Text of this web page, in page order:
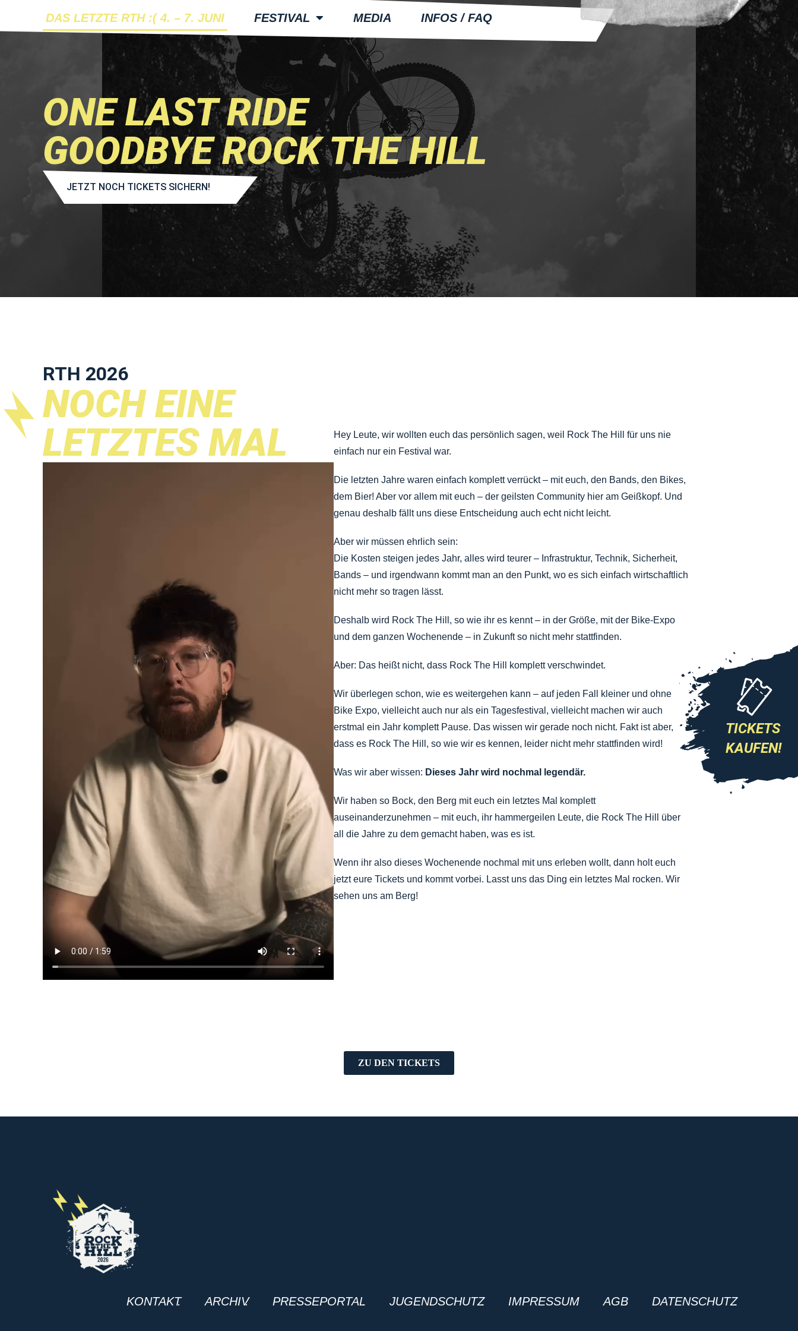
TICKETS
KAUFEN!
DAS LETZTE RTH :( 4. – 7. JUNI FESTIVAL MEDIA INFOS / FAQ
ONE LAST RIDE
GOODBYE ROCK THE HILL
JETZT NOCH TICKETS SICHERN!
RTH 2026
NOCH EINE
LETZTES MAL
Hey Leute, wir wollten euch das persönlich sagen, weil Rock The Hill für uns nie
einfach nur ein Festival war.
Die letzten Jahre waren einfach komplett verrückt – mit euch, den Bands, den Bikes,
dem Bier! Aber vor allem mit euch – der geilsten Community hier am Geißkopf. Und
genau deshalb fällt uns diese Entscheidung auch echt nicht leicht.
Aber wir müssen ehrlich sein:
Die Kosten steigen jedes Jahr, alles wird teurer – Infrastruktur, Technik, Sicherheit,
Bands – und irgendwann kommt man an den Punkt, wo es sich einfach wirtschaftlich
nicht mehr so tragen lässt.
Deshalb wird Rock The Hill, so wie ihr es kennt – in der Größe, mit der Bike-Expo
und dem ganzen Wochenende – in Zukunft so nicht mehr stattfinden.
Aber: Das heißt nicht, dass Rock The Hill komplett verschwindet.
Wir überlegen schon, wie es weitergehen kann – auf jeden Fall kleiner und ohne
Bike Expo, vielleicht auch nur als ein Tagesfestival, vielleicht machen wir auch
erstmal ein Jahr komplett Pause. Das wissen wir gerade noch nicht. Fakt ist aber,
dass es Rock The Hill, so wie wir es kennen, leider nicht mehr stattfinden wird!
Was wir aber wissen: Dieses Jahr wird nochmal legendär.
Wir haben so Bock, den Berg mit euch ein letztes Mal komplett
auseinanderzunehmen – mit euch, ihr hammergeilen Leute, die Rock The Hill über
all die Jahre zu dem gemacht haben, was es ist.
Wenn ihr also dieses Wochenende nochmal mit uns erleben wollt, dann holt euch
jetzt eure Tickets und kommt vorbei. Lasst uns das Ding ein letztes Mal rocken. Wir
sehen uns am Berg!
ZU DEN TICKETS
KONTAKT ARCHIV PRESSEPORTAL JUGENDSCHUTZ IMPRESSUM AGB DATENSCHUTZ